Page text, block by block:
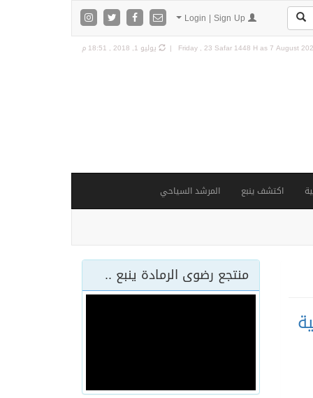
Friday , 23 Safar 1448 H as7 August يوليو 1, 2018 , 18:51 م
اكتشف ينبع المرشد السياحي
منتجع رضوى الرمادة ينبع ..